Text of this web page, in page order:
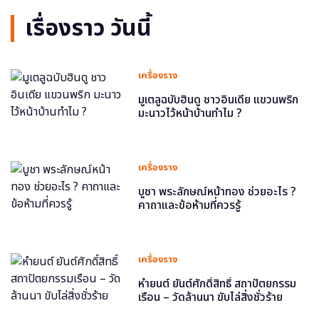
เรื่องราว วันนี้
เครื่องราง
มูเตลูฉบับฮินดู ชาวอินเดีย แขวนพริก
มะนาวไว้หน้าบ้านทำไม ?
เครื่องราง
บูชา พระลักษณ์หน้าทอง ช่วยอะไร ?
คาถาและข้อห้ามที่ควรรู้
เครื่องราง
หำยนต์ ยันต์ศักดิ์สิทธิ์ สถาปัตยกรรม
เรือน – วัดล้านนา ขับไล่สิ่งชั่วร้าย